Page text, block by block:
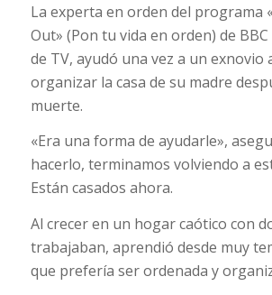
La experta en orden del programa
Out» (Pon tu vida en orden) de
de TV, ayudó una vez a un exnovio
organizar la casa de su madre
muerte.
«Era una forma de ayudarle»,
hacerlo, terminamos volviendo a
Están casados ahora.
Al crecer en un hogar caótico con
trabajaban, aprendió desde muy
que prefería ser ordenada y